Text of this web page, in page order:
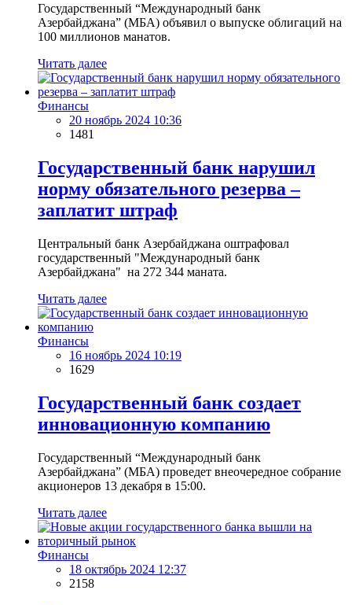
Государственный “Международный банк
Азербайджана” (МБА) объявил о выпуске облигаций на
100 миллионов манатов.
Читать далее
Финансы
20 ноябрь 2024 10:36
1481
Государственный банк нарушил
норму обязательного резерва –
заплатит штраф
Центральный банк Азербайджана оштрафовал
государственный "Международный банк
Азербайджана" на 272 344 маната.
Читать далее
Финансы
16 ноябрь 2024 10:19
1629
Государственный банк создает
инновационную компанию
Государственный “Международный банк
Азербайджана” (МБА) проведет внеочередное собрание
акционеров 13 декабря в 15:00.
Читать далее
Финансы
18 октябрь 2024 12:37
2158